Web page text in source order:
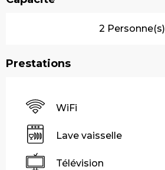
2 Personne(s)
Prestations
WiFi
Lave vaisselle
Télévision